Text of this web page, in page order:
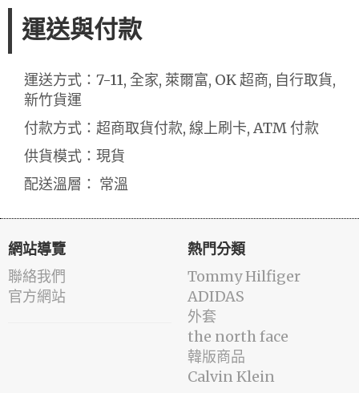
運送與付款
運送方式：7-11, 全家, 萊爾富, OK 超商, 自行取貨,
新竹貨運
付款方式：超商取貨付款, 線上刷卡, ATM 付款
供貨模式：現貨
配送溫層： 常溫
網站導覽
聯絡我們
官方網站
熱門分類
Tommy Hilfiger
ADIDAS
外套
the north face
韓版商品
Calvin Klein